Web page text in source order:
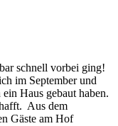
schnell vorbei ging!
im September und
Haus gebaut haben.
Aus dem
Gäste am Hof